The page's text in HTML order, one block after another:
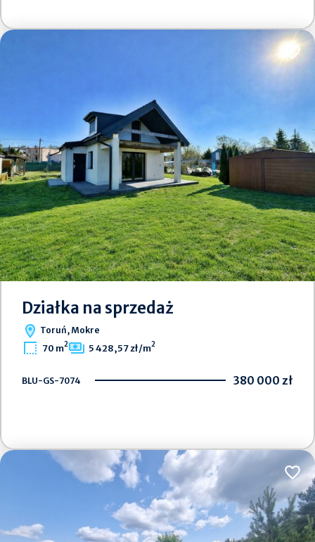
Działka na sprzedaż
Toruń, Mokre
70 m2 5 428,57 zł/m2
BLU-GS-7074 380 000 zł